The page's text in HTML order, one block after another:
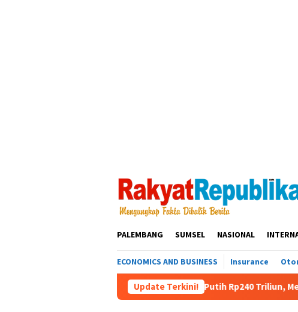
PALEMBANG SUMSEL NASIONAL
ECONOMICS AND BUSINESS Insurance
Update Terkini!
Utang Kopdes Merah Putih Rp240 Triliun, Menkeu Purbaya: